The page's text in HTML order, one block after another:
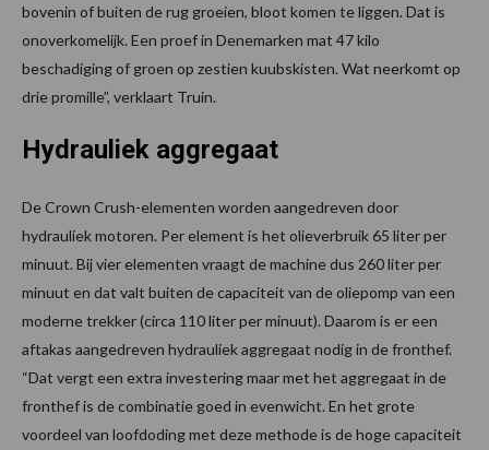
bovenin of buiten de rug groeien, bloot komen te liggen. Dat is
onoverkomelijk. Een proef in Denemarken mat 47 kilo
beschadiging of groen op zestien kuubskisten. Wat neerkomt op
drie promille”, verklaart Truin.
Hydrauliek aggregaat
De Crown Crush-elementen worden aangedreven door
hydrauliek motoren. Per element is het olieverbruik 65 liter per
minuut. Bij vier elementen vraagt de machine dus 260 liter per
minuut en dat valt buiten de capaciteit van de oliepomp van een
moderne trekker (circa 110 liter per minuut). Daarom is er een
aftakas aangedreven hydrauliek aggregaat nodig in de fronthef.
“Dat vergt een extra investering maar met het aggregaat in de
fronthef is de combinatie goed in evenwicht. En het grote
voordeel van loofdoding met deze methode is de hoge capaciteit